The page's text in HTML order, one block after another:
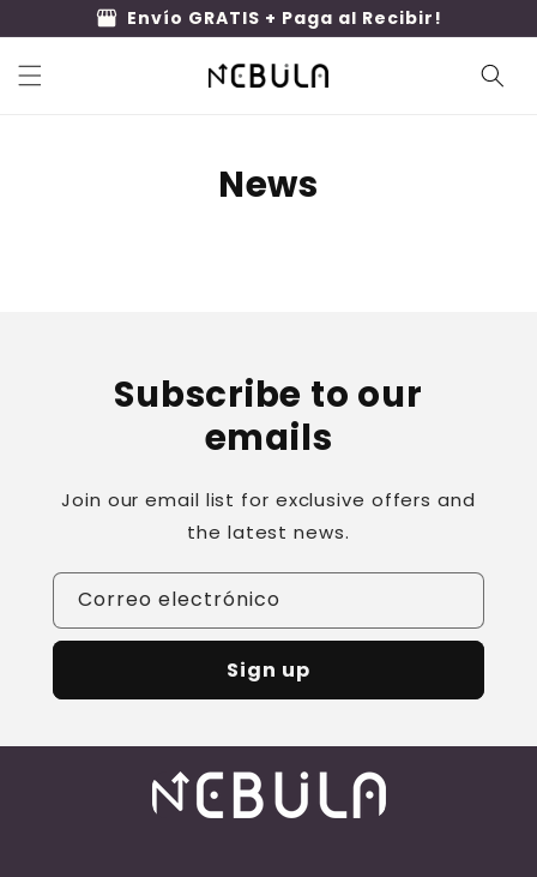
storefront Envío GRATIS + Paga al Recibir!
News
Subscribe to our
emails
Join our email list for exclusive offers and
the latest news.
Correo electrónico
Sign up